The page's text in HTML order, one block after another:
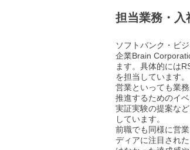
担当業務・入
ソフトバンク・ビ
企業Brain
ます。具体的には
を担当しています。
営業といっても業
推進するためのイ
実証実験の提案な
しています。
前職でも同様に営
ディアに注目され